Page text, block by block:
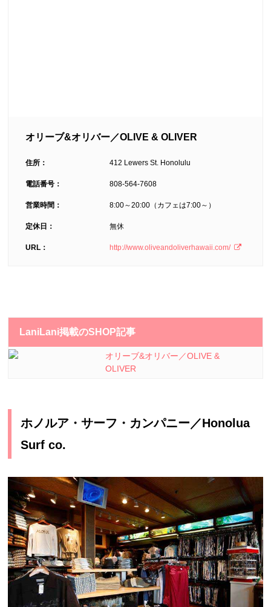
オリーブ&オリバー／OLIVE & OLIVER
住所： 412 Lewers St. Honolulu
電話番号： 808-564-7608
営業時間： 8:00～20:00（カフェは7:00～）
定休日： 無休
URL： http://www.oliveandoliverhawaii.com/
LaniLani掲載のSHOP記事
オリーブ&オリバー／OLIVE &
OLIVER
ホノルア・サーフ・カンパニー／Honolua
Surf co.